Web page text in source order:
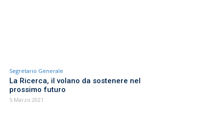
Segretario Generale
La Ricerca, il volano da sostenere nel
prossimo futuro
5 Marzo 2021